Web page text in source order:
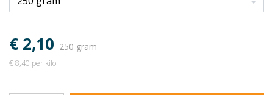
€ 2,10 250 gram
€ 8,40 per kilo